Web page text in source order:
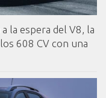
la espera del V8, la
608 CV con una